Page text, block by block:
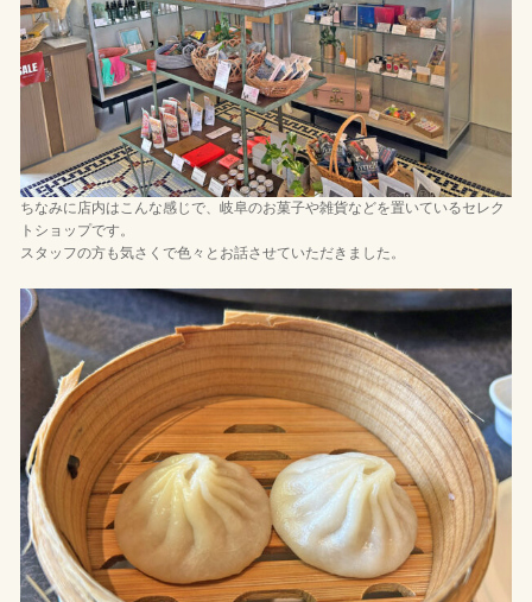
ちなみに店内はこんな感じで、岐阜のお菓子や雑貨などを置いているセレク
トショップです。
スタッフの方も気さくで色々とお話させていただきました。